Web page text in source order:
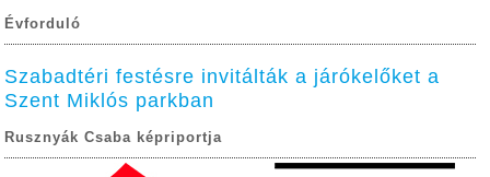
Évforduló
Szabadtéri festésre invitálták a járókelőket a
Szent Miklós parkban
Rusznyák Csaba képriportja